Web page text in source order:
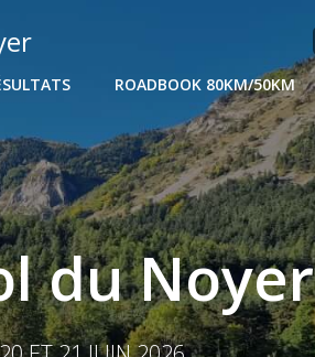
ROADBOOK 80KM/50KM
du Noyer